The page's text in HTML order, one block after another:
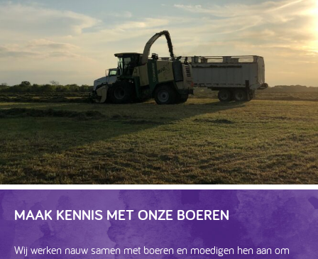
MAAK KENNIS MET ONZE BOEREN
Wij werken nauw samen met boeren en moedigen hen aan om